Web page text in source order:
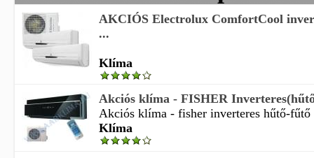
AKCIÓS Electrolux ComfortCool
...
Klíma
Akciós klíma - FISHER
Akciós klíma - fisher inverteres hűtő-
Klíma